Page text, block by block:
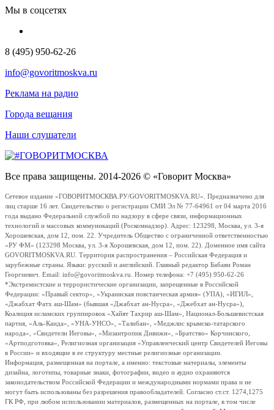
Мы в соцсетях
8 (495) 950-62-26
info@govoritmoskva.ru
Реклама на радио
Города вещания
Наши слушатели
Все права защищены. 2014-2026 © «Говорит Москва»
Сетевое издание «ГОВОРИТМОСКВА.РУ/GOVORITMOSKVA.RU». Предназначено для
лиц старше 16 лет. Свидетельство о регистрации СМИ Эл № 77-64961 от 04 марта 2016
года выдано Федеральной службой по надзору в сфере связи, информационных
технологий и массовых коммуникаций (Роскомнадзор). Адрес: 123298, Москва, ул. 3-я
Хорошевская, дом 12, пом. 22. Учредитель Общество с ограниченной ответственностью
«РУ ФМ» (123298 Москва, ул. 3-я Хорошевская, дом 12, пом. 22). Доменное имя сайта
GOVORITMOSKVA.RU. Территория распространения – Российская Федерация и
зарубежные страны. Языки: русский и английский. Главный редактор Бабаян Роман
Георгиевич. Email: info@govoritmoskva.ru. Номер телефона: +7 (495) 950-62-26
*Экстремистские и террористические организации, запрещенные в Российской
Федерации: «Правый сектор», «Украинская повстанческая армия» (УПА), «ИГИЛ»,
«Джабхат Фатх аш-Шам» (бывшая «Джабхат ан-Нусра», «Джебхат ан-Нусра»),
Коалиция исламских группировок «Хайят Тахрир аш-Шам», Национал-Большевистская
партия, «Аль-Каида», «УНА-УНСО», «Талибан», «Меджлис крымско-татарского
народа», «Свидетели Иеговы», «Мизантропик Дивижн», «Братство» Корчинского,
«Артподготовка», Религиозная организация «Управленческий центр Свидетелей Иеговы
в России» и входящие в ее структуру местные религиозные организации.
Информация, размещенная на портале, а именно: текстовые материалы, элементы
дизайна, логотипы, товарные знаки, фотографии, видео и аудио охраняются
законодательством Российской Федерации и международными нормами права и не
могут быть использованы без разрешения правообладателей. Согласно ст.ст. 1274,1275
ГК РФ, при любом использовании материалов, размещенных на портале, в том числе